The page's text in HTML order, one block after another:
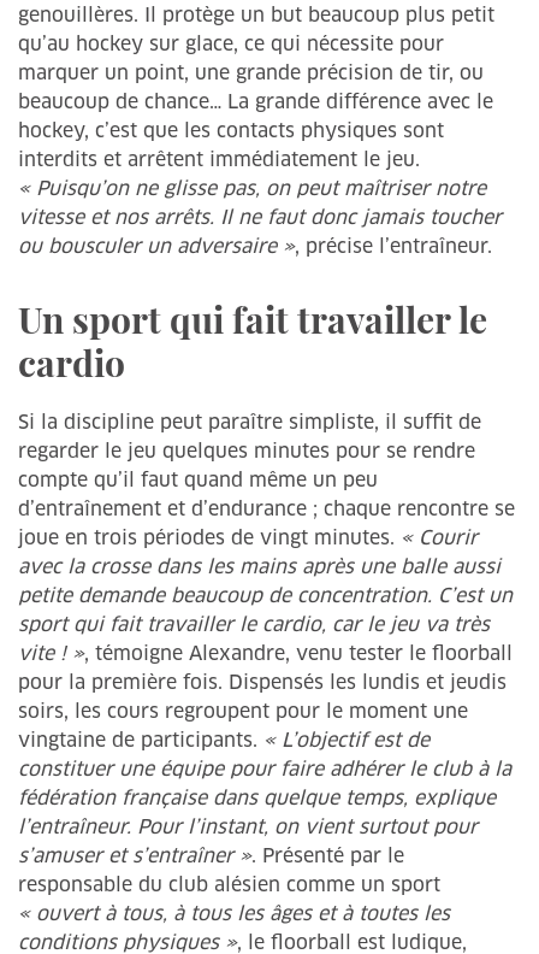
genouillères. Il protège un but beaucoup plus petit
qu’au hockey sur glace, ce qui nécessite pour
marquer un point, une grande précision de tir, ou
beaucoup de chance… La grande différence avec le
hockey, c’est que les contacts physiques sont
interdits et arrêtent immédiatement le jeu.
« Puisqu’on ne glisse pas, on peut maîtriser notre
vitesse et nos arrêts. Il ne faut donc jamais toucher
ou bousculer un adversaire », précise l’entraîneur.
Un sport qui fait travailler le
cardio
Si la discipline peut paraître simpliste, il suffit de
regarder le jeu quelques minutes pour se rendre
compte qu’il faut quand même un peu
d’entraînement et d’endurance ; chaque rencontre se
joue en trois périodes de vingt minutes. « Courir
avec la crosse dans les mains après une balle aussi
petite demande beaucoup de concentration. C’est un
sport qui fait travailler le cardio, car le jeu va très
vite ! », témoigne Alexandre, venu tester le floorball
pour la première fois. Dispensés les lundis et jeudis
soirs, les cours regroupent pour le moment une
vingtaine de participants. « L’objectif est de
constituer une équipe pour faire adhérer le club à la
fédération française dans quelque temps, explique
l’entraîneur. Pour l’instant, on vient surtout pour
s’amuser et s’entraîner ». Présenté par le
responsable du club alésien comme un sport
« ouvert à tous, à tous les âges et à toutes les
conditions physiques », le floorball est ludique,